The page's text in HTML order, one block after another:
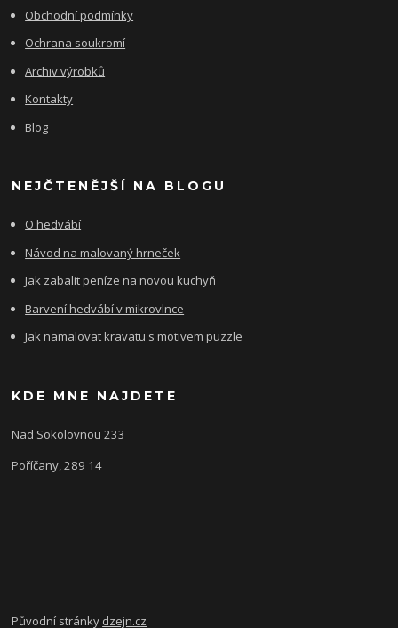
Obchodní podmínky
Ochrana soukromí
Archiv výrobků
Kontakty
Blog
NEJČTENĚJŠÍ NA BLOGU
O hedvábí
Návod na malovaný hrneček
Jak zabalit peníze na novou kuchyň
Barvení hedvábí v mikrovlnce
Jak namalovat kravatu s motivem puzzle
KDE MNE NAJDETE
Nad Sokolovnou 233
Poříčany, 289 14
Původní stránky dzejn.cz